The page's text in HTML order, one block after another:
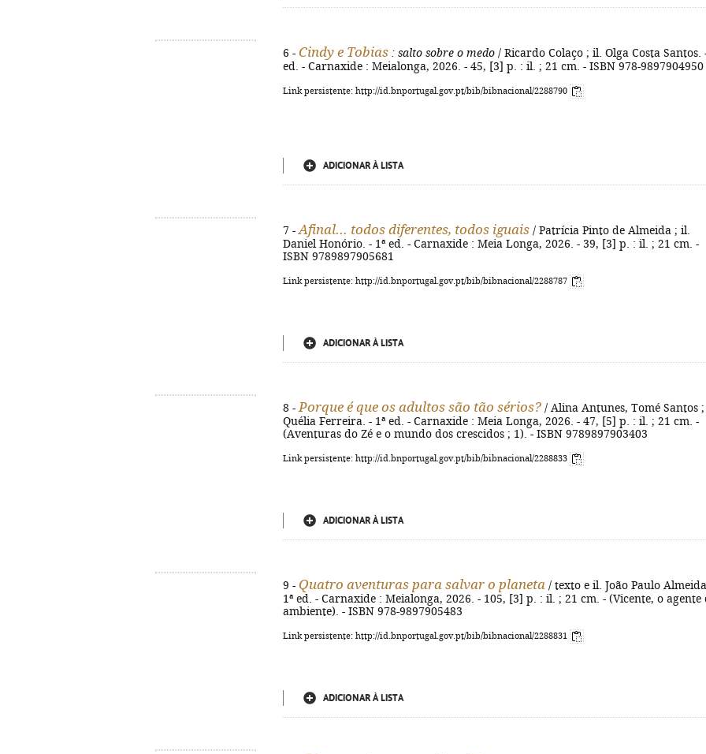
6 - Cindy e Tobias : salto sobre o medo / Ricardo Colaço ; il. Olga Costa Santos.
ed. - Carnaxide : Meialonga, 2026. - 45, [3] p. : il. ; 21 cm. - ISBN 978-9897904950
Link persistente: http://id.bnportugal.gov.pt/bib/bibnacional/2288790
ADICIONAR À LISTA
7 - Afinal... todos diferentes, todos iguais / Patrícia Pinto de Almeida ; il.
Daniel Honório. - 1ª ed. - Carnaxide : Meia Longa, 2026. - 39, [3] p. : il. ; 21 cm. -
ISBN 9789897905681
Link persistente: http://id.bnportugal.gov.pt/bib/bibnacional/2288787
ADICIONAR À LISTA
8 - Porque é que os adultos são tão sérios? / Alina Antunes, Tomé Santos
Quélia Ferreira. - 1ª ed. - Carnaxide : Meia Longa, 2026. - 47, [5] p. : il. ; 21 cm. -
(Aventuras do Zé e o mundo dos crescidos ; 1). - ISBN 9789897903403
Link persistente: http://id.bnportugal.gov.pt/bib/bibnacional/2288833
ADICIONAR À LISTA
9 - Quatro aventuras para salvar o planeta / texto e il. João Paulo
1ª ed. - Carnaxide : Meialonga, 2026. - 105, [3] p. : il. ; 21 cm. - (Vicente, o agente
ambiente). - ISBN 978-9897905483
Link persistente: http://id.bnportugal.gov.pt/bib/bibnacional/2288831
ADICIONAR À LISTA